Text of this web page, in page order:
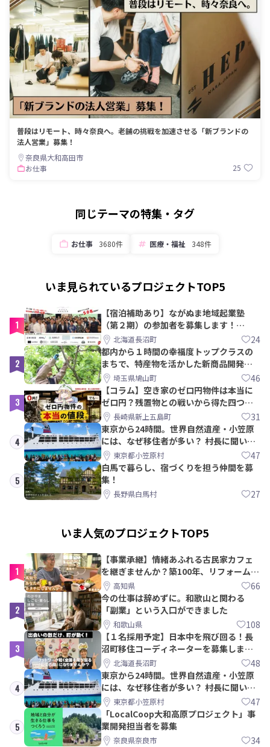
普段はリモート、時々奈良へ。老舗の挑戦を加速させる「新ブランドの
法人営業」募集！
奈良県大和高田市
お仕事
25
同じテーマの特集・タグ
お仕事 3680件 医療・福祉 348件
いま見られているプロジェクトTOP5
1
【宿泊補助あり】ながぬま地域起業塾
（第２期）の参加者を募集します！
【8/21〆】
北海道長沼町 24
2
都内から１時間の幸福度トップクラスの
まちで、特産物を活かした新商品開発＆
PRメンバー募集！
埼玉県鳩山町 46
3
【コラム】空き家のゼロ円物件は本当に
ゼロ円？残置物との戦いから得た四つの
教訓｜新上五島町
長崎県新上五島町 31
4
東京から24時間。世界自然遺産・小笠原
には、なぜ移住者が多い？ 村長に聞いて
みた東京都小笠原村 47
5
白馬で暮らし、宿づくりを担う仲間を募
集！
長野県白馬村 27
いま人気のプロジェクトTOP5
1
【事業承継】情緒あふれる古民家カフェ
を継ぎませんか？築100年、リフォームか
ら約10年！
高知県 66
2
今の仕事は辞めずに。和歌山と関わる
「副業」という入口ができました
和歌山県 108
3
【１名採用予定】日本中を飛び回る！長
沼町移住コーディネーターを募集しま
す！北海道長沼町 48
4
東京から24時間。世界自然遺産・小笠原
には、なぜ移住者が多い？ 村長に聞いて
みた東京都小笠原村 47
5
「LocalCoop大和高原プロジェクト」事
業開発担当者を募集
奈良県奈良市 34